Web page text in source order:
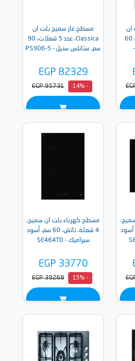
ان
Piano، عدد 4 شعلات، 60
مسطح غاز سميج بلت ان
Classica، عدد 5 شعلات، 90
سم، ستانلس ستيل - PS906-5
EGP 82329
- 14%
EGP 95731
90 سم، أسود
مسطح كهرباء بلت ان سميج،
4 شعلة، تاتش، 60 سم، أسود
سيراميك - SE464TD
EGP 33770
- 15%
EGP 39268